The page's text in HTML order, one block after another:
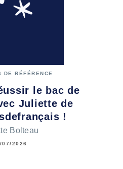
DE RÉFÉRENCE
le bac de
Juliette de
!
Bolteau
07/2026